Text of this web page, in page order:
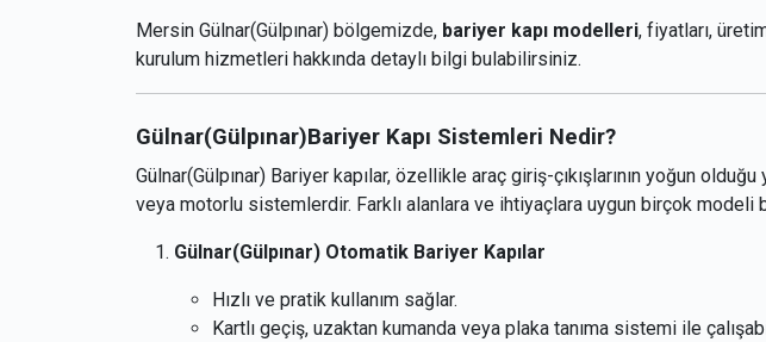
Mersin Gülnar(Gülpınar) bölgemizde, bariyer kapı modelleri, fiyatları,
kurulum hizmetleri hakkında detaylı bilgi bulabilirsiniz.
Gülnar(Gülpınar)Bariyer Kapı Sistemleri Nedir?
Gülnar(Gülpınar) Bariyer kapılar, özellikle araç giriş-çıkışlarının yoğun
veya motorlu sistemlerdir. Farklı alanlara ve ihtiyaçlara uygun birçok modeli
Gülnar(Gülpınar) Otomatik Bariyer Kapılar
Hızlı ve pratik kullanım sağlar.
Kartlı geçiş, uzaktan kumanda veya plaka tanıma sistemi ile